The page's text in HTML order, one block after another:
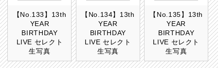
【No.133】13th
YEAR
BIRTHDAY
LIVE セレクト
生写真
【No.134】13th
YEAR
BIRTHDAY
LIVE セレクト
生写真
【No.135】13th
YEAR
BIRTHDAY
LIVE セレクト
生写真